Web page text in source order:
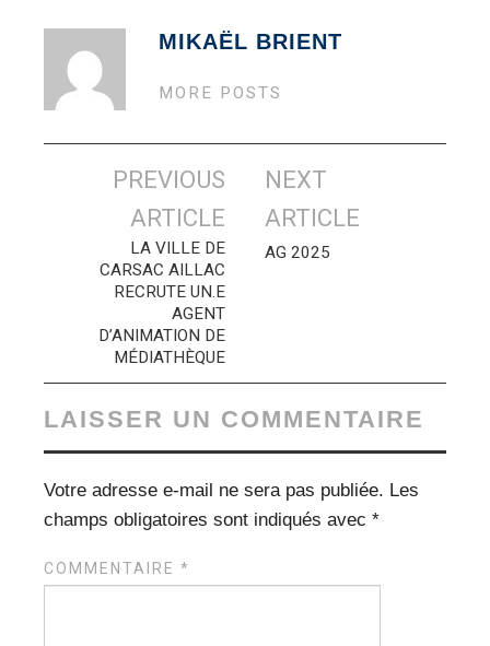
MIKAËL BRIENT
MORE POSTS
Navigation
articles
PREVIOUS
ARTICLE
LA VILLE DE
CARSAC AILLAC
RECRUTE UN.E
AGENT
D’ANIMATION DE
MÉDIATHÈQUE
NEXT
ARTICLE
AG 2025
LAISSER UN COMMENTAIRE
Votre adresse e-mail ne sera pas publiée. Les
champs obligatoires sont indiqués avec*
COMMENTAIRE*